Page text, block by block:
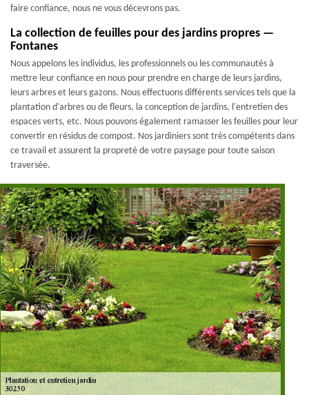
faire confiance, nous ne vous décevrons pas.
La collection de feuilles pour des jardins propres —
Fontanes
Nous appelons les individus, les professionnels ou les communautés à
mettre leur confiance en nous pour prendre en charge de leurs jardins,
leurs arbres et leurs gazons. Nous effectuons différents services tels que la
plantation d'arbres ou de fleurs, la conception de jardins, l'entretien des
espaces verts, etc. Nous pouvons également ramasser les feuilles pour leur
convertir en résidus de compost. Nos jardiniers sont très compétents dans
ce travail et assurent la propreté de votre paysage pour toute saison
traversée.